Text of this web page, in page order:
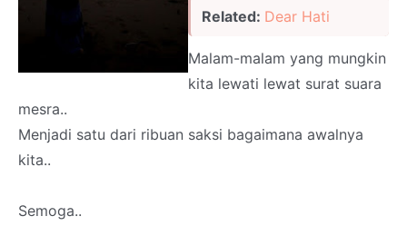
Related: Dear Hati
Malam-malam yang mungkin
kita lewati lewat surat suara
mesra..
Menjadi satu dari ribuan saksi bagaimana awalnya
kita..
Semoga..